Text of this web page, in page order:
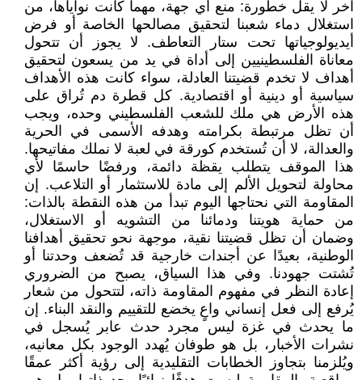
آخر لا يقل خطورة: منع أي جهة، مهما كانت نواياها، من
استغلال دماء شعبنا لتحقيق مصالحها الخاصة أو فرض
أيديولوجياتها تحت ستار التعاطف. لا يجوز أن تتحول
معاناة الفلسطينيين إلى أداة في يد من يسعون لتحقيق
أهداف لا تخدم قضيتنا العادلة، سواء كانت هذه الأهداف
سياسية أو دينية أو اقتصادية. كل قطرة دم تُراق على
هذه الأرض هي ملك للشعب الفلسطيني وحده، ويجب
أن تظل مرتبطة بكرامته وهدفه الأسمى في الحرية
والعدالة، لا أن تُستخدم كورقة في لعبة لا نملك مفاتيحها.
هذا الموقف يتطلب يقظة دائمة، ورفضًا حاسمًا لأي
محاولة لتحويل الألم إلى مادة للاستثمار أو التلاعب. إن
المقاومة التي نحتاجها اليوم تبدأ من هذه النقطة بالذات:
من حماية هويتنا ودمائنا من التشويه أو الاستغلال،
وضمان أن تظل قضيتنا نقية، موجهة نحو تحقيق أهدافنا
الوطنية، بعيدًا عن أجندات خارجية قد تُضعف وحدتنا أو
تُشتت جهودنا. وفي هذا السياق، يصبح من الضروري
إعادة النظر في مفهوم المقاومة ذاته، لتتحول من شعار
يُرفع إلى فعل إنساني واعٍ يخضع للتقييم والنقد البناء. إن
ما يحدث في غزة ليس مجرد حدث عابر يُسجل في
نشرات الأخبار، بل هو طوفان يُهدد الوجود بكل معانيه،
ويُلزمنا بتجاوز الخطابات التقليدية إلى رؤية أكثر عمقًا